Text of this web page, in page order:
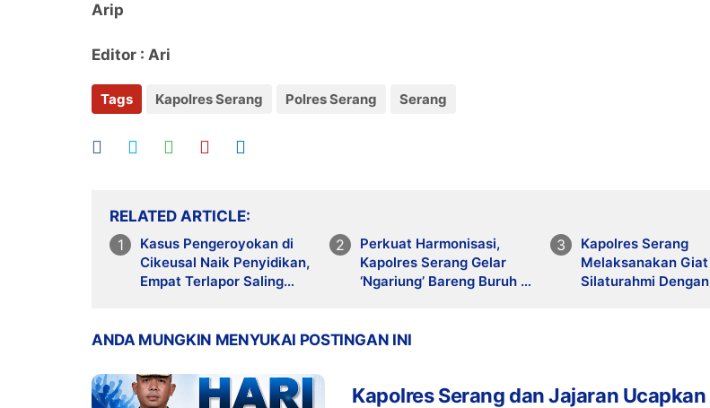
Arip
Editor : Ari
Tags Kapolres Serang Polres Serang Serang
RELATED ARTICLE
Kasus Pengeroyokan di
Cikeusal Naik Penyidikan,
Empat Terlapor Saling
Perkuat Harmonisasi,
Kapolres Serang Gelar
‘Ngariung’ Bareng Buruh di
Kapolres Serang
Melaksanakan Giat
Silaturahmi Dengan
ANDA MUNGKIN MENYUKAI POSTINGAN INI
Kapolres Serang dan Jajaran Ucapkan